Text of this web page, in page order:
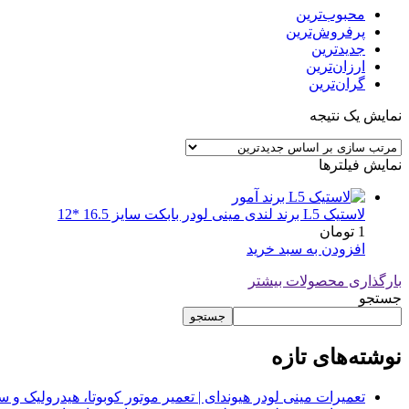
محبوب‌ترین
پرفروش‌ترین
جدیدترین
ارزان‌ترین
گران‌ترین
نمایش یک نتیجه
نمایش فیلترها
لاستیک L5 برند لندی مینی لودر بابکت سایز 16.5 *12
1 تومان
افزودن به سبد خرید
بارگذاری محصولات بیشتر
جستجو
جستجو
نوشته‌های تازه
تعمیرات مینی لودر هیوندای | تعمیر موتور کوبوتا،